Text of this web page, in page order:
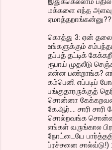
மக்களை எந்த
கொத்து 3: ஏன்
உங்களுக்கும்
தப்பத் தட்டிக்
ரூபாய் முதலீடு
என்ன பண்றாங்க?
கம்பெனி எப்படிப்
பங்குதாரருக்குத்
சொன்னா
கே.ஆர்.... சாரி சாரி
சொல்றவங்க சொன்னா
எங்கள் வருங்கால
நோட்டையே
ப்ரச்சனை சால்வ்டு!)